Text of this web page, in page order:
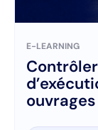
E-LEARNING
ouvrages